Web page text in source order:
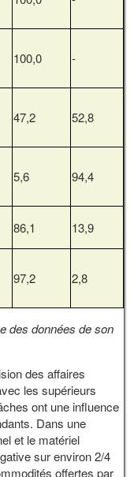
100,0 -
47,2 52,8
5,6 94,4
86,1 13,9
97,2 2,8
des données de son
des affaires
les supérieurs
ont une influence
Dans une
et le matériel
sur environ 2/4
offertes par